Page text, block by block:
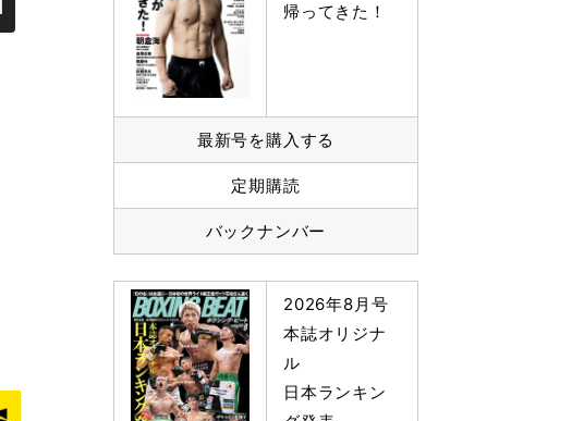
帰ってきた！
最新号を購入する
定期購読
バックナンバー
2026年8月号
本誌オリジナ
ル
日本ランキン